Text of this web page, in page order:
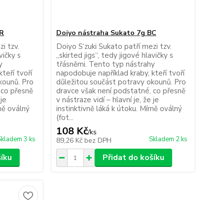
tzv.
s
tvoří
Pro
přesně
oválný
3 ks
Doiyo nástraha Sukato 7g BC
Doiyo S‘zuki Sukato patří mezi tzv.
„skirted jigs“, tedy jigové hlavičky s
třásněmi. Tento typ nástrahy
napodobuje například kraby, kteří tvoří
důležitou součást potravy okounů. Pro
dravce však není podstatné, co přesně
v nástraze vidí – hlavní je, že je
instinktivně láká k útoku. Mírně oválný
(fot...
108 Kč/ks
89,26 Kč bez DPH Skladem 2 ks
Přidat do košíku